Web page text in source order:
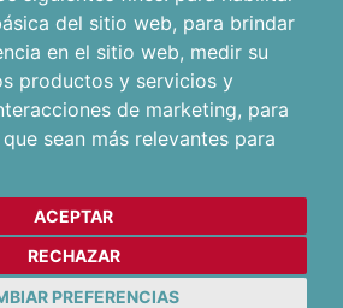
del sitio web, para brindar
en el sitio web, medir su
productos y servicios y
de marketing, para
sean más relevantes para
ACEPTAR
RECHAZAR
PREFERENCIAS